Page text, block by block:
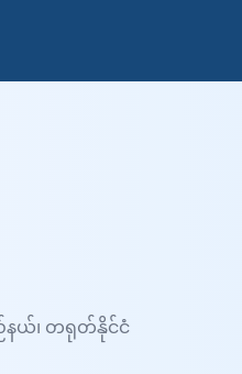
ြည်နယ်၊ တရုတ်နိုင်ငံ